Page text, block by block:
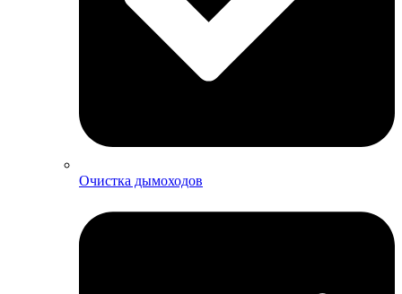
Очистка дымоходов